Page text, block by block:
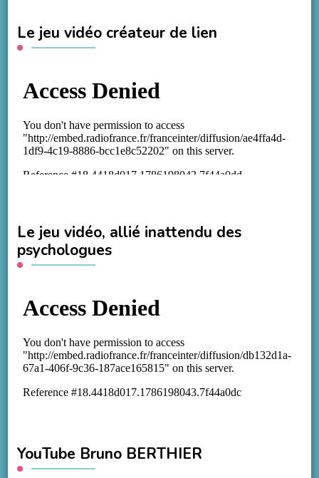
Le jeu vidéo créateur de lien
Le jeu vidéo, allié inattendu des
psychologues
YouTube Bruno BERTHIER